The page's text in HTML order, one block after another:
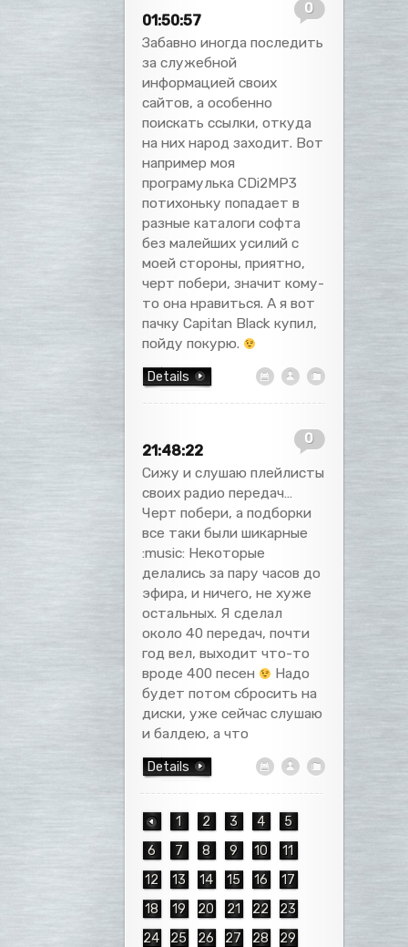
0
01:50:57
Забавно иногда последить
за служебной
информацией своих
сайтов, а особенно
поискать ссылки, откуда
на них народ заходит. Вот
например моя
програмулька CDi2MP3
потихоньку попадает в
разные каталоги софта
без малейших усилий с
моей стороны, приятно,
черт побери, значит кому-
то она нравиться. А я вот
пачку Capitan Black купил,
пойду покурю.
Details
0
21:48:22
Сижу и слушаю плейлисты
своих радио передач…
Черт побери, а подборки
все таки были шикарные
:music: Некоторые
делались за пару часов до
эфира, и ничего, не хуже
остальных. Я сделал
около 40 передач, почти
год вел, выходит что-то
вроде 400 песен
Надо
будет потом сбросить на
диски, уже сейчас слушаю
и балдею, а что
Details
1 2 3 4
5
6
7 8 9 10
11
12
13 14 15 16
17
18
19 20 21 22
23
24
25 26 27 28
29